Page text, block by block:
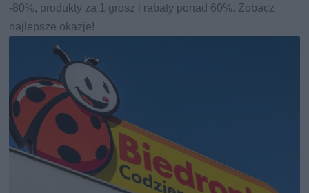
-80%, produkty za 1 grosz i rabaty ponad 60%. Zobacz
najlepsze okazje!